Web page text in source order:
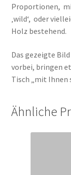
Proportionen,
‚wild‘, oder
Holz bestehend.
Das gezeigte
vorbei, bringen
Tisch „mit
Ähnliche